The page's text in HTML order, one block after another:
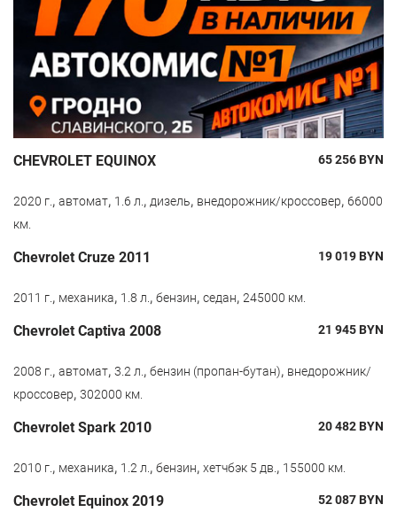
CHEVROLET EQUINOX 65 256BYN
2020 г., автомат, 1.6 л., дизель, внедорожник/кроссовер, 66000
км.
Chevrolet Cruze 2011 19 019BYN
2011 г., механика, 1.8 л., бензин, седан, 245000 км.
Chevrolet Captiva 2008 21 945BYN
2008 г., автомат, 3.2 л., бензин (пропан-бутан), внедорожник/
кроссовер, 302000 км.
Chevrolet Spark 2010 20 482BYN
2010 г., механика, 1.2 л., бензин, хетчбэк 5 дв., 155000 км.
Chevrolet Equinox 2019 52 087BYN